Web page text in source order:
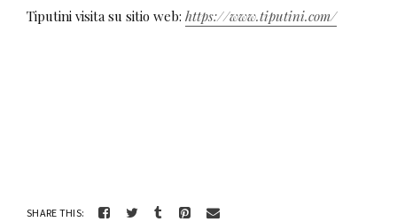
Tiputini visita su sitio web: https://www.tiputini.com/
SHARE THIS: